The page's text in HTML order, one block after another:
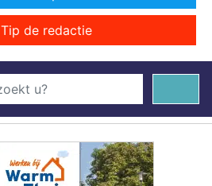
Tip de redactie